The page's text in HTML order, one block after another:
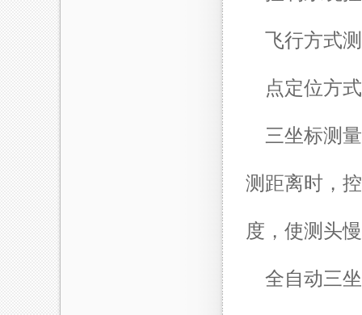
飞行方式
点定位方
三坐标测
测距离时，
度，使测头
全自动三